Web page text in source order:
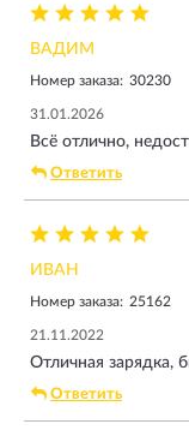
ВАДИМ
Номер заказа: 30230
31.01.2026
Всё отлично,
Ответить
ИВАН
Номер заказа: 25162
21.11.2022
Отличная зарядка,
Ответить